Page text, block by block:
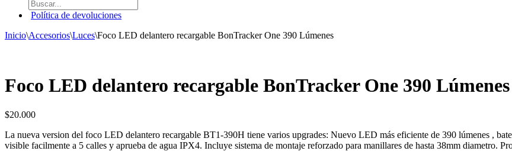
Política de devoluciones
Inicio\Accesorios\Luces\Foco LED delantero recargable BonTracker One 390 Lúmenes
Foco LED delantero recargable BonTracker One 390 Lúmenes
$20.000
La nueva version del foco LED delantero recargable BT1-390H tiene varios upgrades: Nuevo LED más eficiente de 390 lúmenes ,
visible facilmente a 5 calles y aprueba de agua IPX4. Incluye sistema de montaje reforzado para manillares de hasta 38mm diametro.